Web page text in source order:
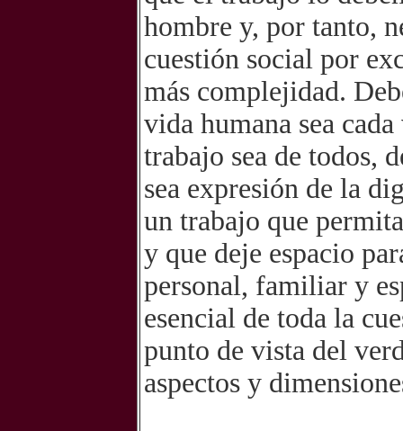
hombre y, por tanto,
cuestión social por
más complejidad.
vida humana sea
trabajo sea de todos,
sea expresión de la
un trabajo que
y que deje espacio
personal, familiar y
esencial de toda la
punto de vista del
aspectos y